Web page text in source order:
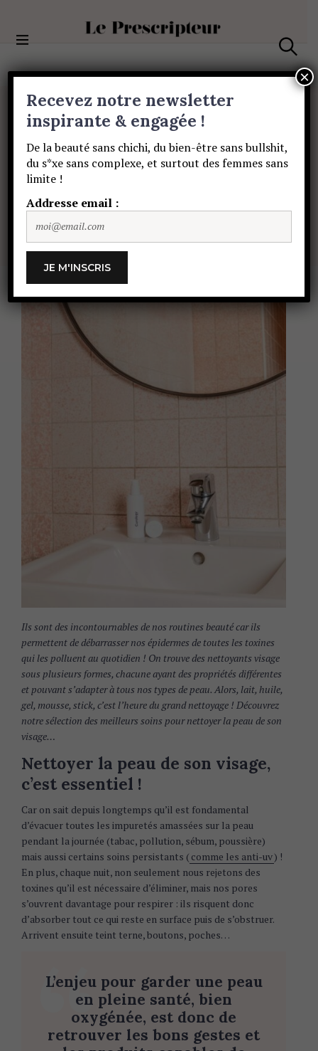
Le Prescripteur
e
a
BEAUTÉ
Commentbien
nettoyerlapeau
desonvisage
MARIE MASUYER 3 OCTOBRE 2024
Ils sont des incontournables de nos routines beauté car ils
permettent de débarrasser nos épidermes de toutes les toxines
qui les polluent au quotidien ! On trouve des nettoyants visage
sous plusieurs formes, chacune ayant des propriétés différentes
et pouvant s’adapter à tous nos types de peau. Alors, lait, huile,
gel, mousse, stick, c’est l’heure du grand nettoyage ! Découvrez
notre sélection des meilleurs soins pour nettoyer la peau de son
visage…
Nettoyer la peau de son visage,
c’est essentiel !
Car on sait depuis longtemps qu’il est fondamental
d’évacuer toutes les impuretés amassées sur la peau
pendant la journée (tabac, pollution, sébum, poussière)
mais aussi certains soins persistants ( comme les anti-uv) !
En plus, chaque nuit, non seulement nous rejetons des
toxines qu’il est nécessaire d’éliminer, mais nos pores
s’ouvrent davantage pour respirer : ils risquent donc
d’absorber tout ce qui reste en surface puis de s’obstruer.
Arrivent ensuite teint terne, boutons, poches…
L’enjeu pour garder une peau
en pleine santé, bien
oxygénée, est donc de
retrouver les bons gestes et
Recevez notre newsletter
inspirante & engagée !
De la beauté sans chichi, du bien-être sans bullshit,
du s*xe sans complexe, et surtout des femmes sans
limite !
Addresse email :
×